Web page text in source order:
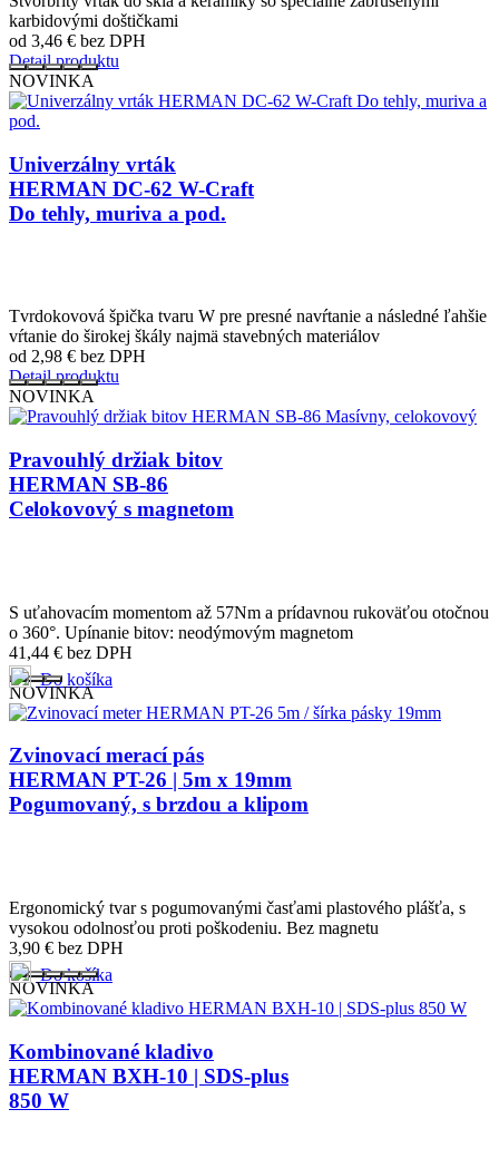
karbidovými doštičkami
od 3,46 € bez DPH
Detail produktu
NOVINKA
Univerzálny vrták
HERMAN DC-62 W-Craft
Do tehly, muriva a pod.
Tvrdokovová špička tvaru W pre presné navŕtanie a následné ľahšie
vŕtanie do širokej škály najmä stavebných materiálov
od 2,98 € bez DPH
Detail produktu
NOVINKA
Pravouhlý držiak bitov
HERMAN SB-86
Celokovový s magnetom
S uťahovacím momentom až 57Nm a prídavnou rukoväťou otočnou
o 360°. Upínanie bitov: neodýmovým magnetom
41,44 € bez DPH
Do košíka
NOVINKA
Zvinovací merací pás
HERMAN PT-26 | 5m x 19mm
Pogumovaný, s brzdou a klipom
Ergonomický tvar s pogumovanými časťami plastového plášťa, s
vysokou odolnosťou proti poškodeniu. Bez magnetu
3,90 € bez DPH
Do košíka
NOVINKA
Kombinované kladivo
HERMAN BXH-10 | SDS-plus
850 W